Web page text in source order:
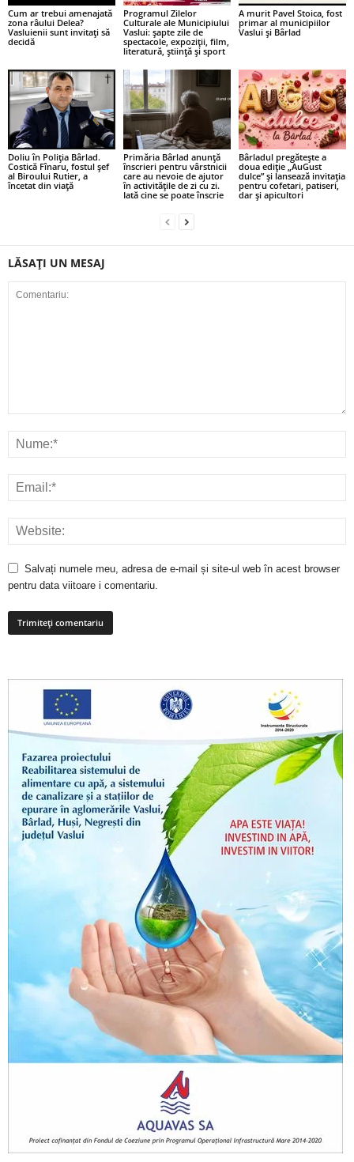
Cum ar trebui amenajată
zona râului Delea?
Vasluienii sunt invitați să
decidă
Programul Zilelor
Culturale ale Municipiului
Vaslui: șapte zile de
spectacole, expoziții, film,
literatură, știință și sport
A murit Pavel Stoica, fost
primar al municipiilor
Vaslui și Bârlad
Doliu în Poliția Bârlad.
Costică Fînaru, fostul șef
al Biroului Rutier, a
încetat din viață
Primăria Bârlad anunță
înscrieri pentru vârstnicii
care au nevoie de ajutor
în activitățile de zi cu zi.
Iată cine se poate înscrie
Bârladul pregătește a
doua ediție „AuGust
dulce” și lansează invitația
pentru cofetari, patiseri,
dar și apicultori
LĂSAȚI UN MESAJ
Salvați numele meu, adresa de e-mail și site-ul web în acest browser
pentru data viitoare i comentariu.